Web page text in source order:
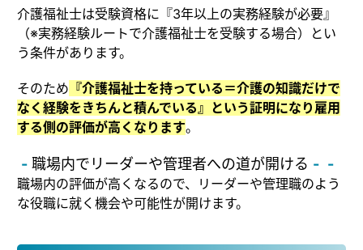
介護福祉士は受験資格に『3年以上の実務経験が必要』
（※実務経験ルートで介護福祉士を受験する場合）
とい
う条件があります。
そのため 『介護福祉士を持っている＝介護の知識だけで
なく経験をきちんと積んでいる』という証明になり雇用
する側の評価が高くなります。
職場内でリーダーや管理者への道が開ける
職場内の評価が高くなるので、リーダーや管理職のよう
な役職に就く機会や可能性が開けます。